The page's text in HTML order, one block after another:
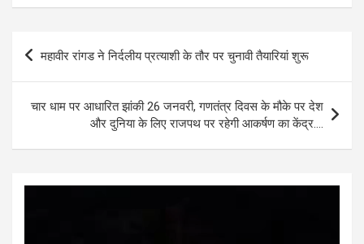
at
s
A
p
p
ce
b
o
o
k
tt
er
se
g
er
ke
dI
n
ar
Post
महावीर रांगड ने निर्दलीय प्रत्याशी के तौर पर चुनावी तैयारियां शुरू
चार धाम पर आधारित झांकी 26 जनवरी, गणतंत्र दिवस के मौके पर देश
और दुनिया के लिए राजपथ पर रहेगी आकर्षण का केंद्र….